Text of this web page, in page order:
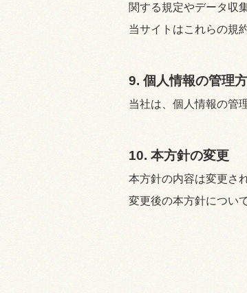
関する規定やデータ収
当サイトはこれらの規
9. 個人情報の管理
当社は、個人情報の管
10. 本方針の変更
本方針の内容は変更さ
変更後の本方針につい